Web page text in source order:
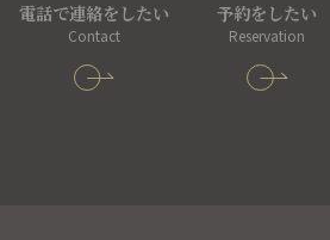
電話で連絡をしたい
Contact
予約をしたい
Reservation